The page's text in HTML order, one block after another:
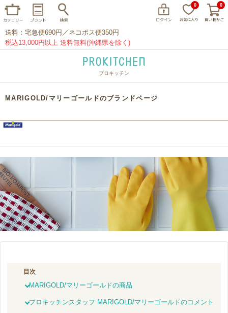
0 0
家事問屋 ウェック フライパン
プレート グラス カトラリー
柳宗理
閉じる
送料：宅急便690円／ネコポス便350円
税込13,000円以上 送料無料(沖縄県を除く)
プロキッチン
MARIGOLD/マリーゴールドのブランドページ
目次
MARIGOLD/マリーゴールドの商品
プロキッチンスタッフ MARIGOLD/マリーゴールドのコメント